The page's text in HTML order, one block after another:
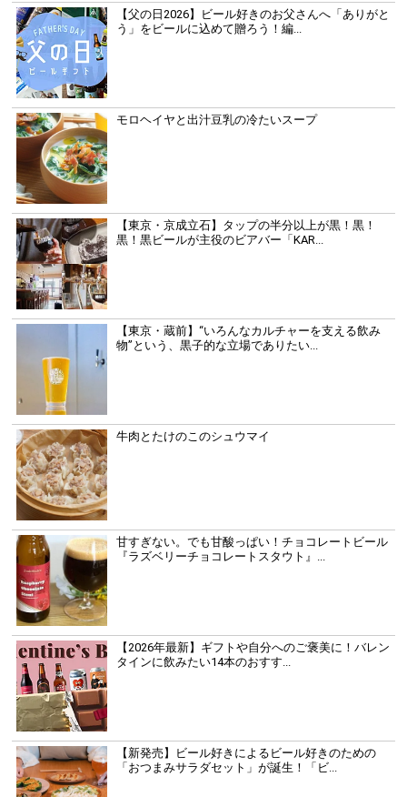
【父の日2026】ビール好きのお父さんへ「ありがと
う」をビールに込めて贈ろう！編...
モロヘイヤと出汁豆乳の冷たいスープ
【東京・京成立石】タップの半分以上が黒！黒！
黒！黒ビールが主役のビアバー「KAR...
【東京・蔵前】“いろんなカルチャーを支える飲み
物”という、黒子的な立場でありたい...
牛肉とたけのこのシュウマイ
甘すぎない。でも甘酸っぱい！チョコレートビール
『ラズベリーチョコレートスタウト』...
【2026年最新】ギフトや自分へのご褒美に！バレン
タインに飲みたい14本のおすす...
【新発売】ビール好きによるビール好きのための
「おつまみサラダセット」が誕生！「ビ...